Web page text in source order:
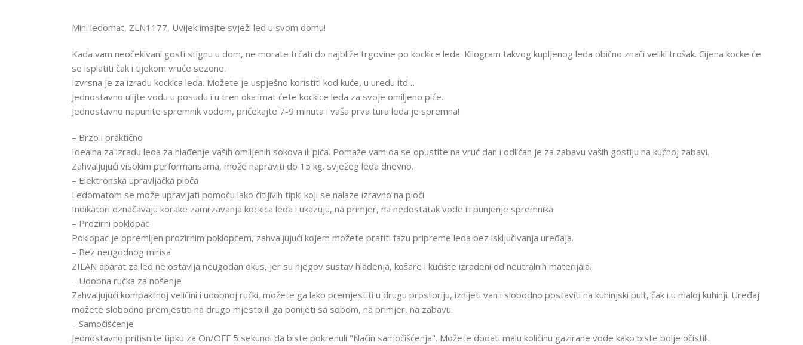
Mini ledomat, ZLN1177, Uvijek imajte svježi led u svom domu!
Kada vam neočekivani gosti stignu u dom, ne morate trčati do najbliže trgovine po kockice leda. Kilogram takvog kupljenog leda obično znači veliki trošak. Cijena kocke će
se isplatiti čak i tijekom vruće sezone.
Izvrsna je za izradu kockica leda. Možete je uspješno koristiti kod kuće, u uredu itd…
Jednostavno ulijte vodu u posudu i u tren oka imat ćete kockice leda za svoje omiljeno piće.
Jednostavno napunite spremnik vodom, pričekajte 7-9 minuta i vaša prva tura leda je spremna!
– Brzo i praktično
Idealna za izradu leda za hlađenje vaših omiljenih sokova ili pića. Pomaže vam da se opustite na vruć dan i odličan je za zabavu vaših gostiju na kućnoj zabavi.
Zahvaljujući visokim performansama, može napraviti do 15 kg. svježeg leda dnevno.
– Elektronska upravljačka ploča
Ledomatom se može upravljati pomoću lako čitljivih tipki koji se nalaze izravno na ploči.
Indikatori označavaju korake zamrzavanja kockica leda i ukazuju, na primjer, na nedostatak vode ili punjenje spremnika.
– Prozirni poklopac
Poklopac je opremljen prozirnim poklopcem, zahvaljujući kojem možete pratiti fazu pripreme leda bez isključivanja uređaja.
– Bez neugodnog mirisa
ZILAN aparat za led ne ostavlja neugodan okus, jer su njegov sustav hlađenja, košare i kućište izrađeni od neutralnih materijala.
– Udobna ručka za nošenje
Zahvaljujući kompaktnoj veličini i udobnoj ručki, možete ga lako premjestiti u drugu prostoriju, iznijeti van i slobodno postaviti na kuhinjski pult, čak i u maloj kuhinji. Uređaj
možete slobodno premjestiti na drugo mjesto ili ga ponijeti sa sobom, na primjer, na zabavu.
– Samočišćenje
Jednostavno pritisnite tipku za On/OFF 5 sekundi da biste pokrenuli "Način samočišćenja". Možete dodati malu količinu gazirane vode kako biste bolje očistili.